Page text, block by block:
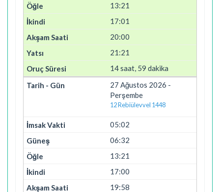
13:21
17:01
20:00
21:21
14 saat, 59 dakika
27 Ağustos 2026 -
Perşembe
12 Rebiülevvel 1448
05:02
06:32
13:21
17:00
19:58